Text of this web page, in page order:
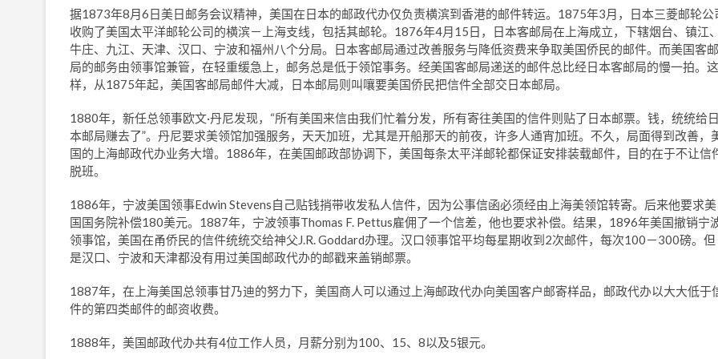
据1873年8月6日美日邮务会议精神，美国在日本的邮政代办仅负责横滨到香港的邮件转运。1875年3月，日本三菱邮轮公
收购了美国太平洋邮轮公司的横滨－上海支线，包括其邮轮。1876年4月15日，日本客邮局在上海成立，下辖烟台、镇江、
牛庄、九江、天津、汉口、宁波和福州八个分局。日本客邮局通过改善服务与降低资费来争取美国侨民的邮件。而美国客邮
局的邮务由领事馆兼管，在轻重缓急上，邮务总是低于领馆事务。经美国客邮局递送的邮件总比经日本客邮局的慢一拍。这
样，从1875年起，美国客邮局邮件大减，日本邮局则叫嚷要美国侨民把信件全部交日本邮局。
1880年，新任总领事欧文·丹尼发现，“所有美国来信由我们忙着分发，所有寄往美国的信件则贴了日本邮票。钱，统统给日
本邮局赚去了”。丹尼要求美领馆加强服务，天天加班，尤其是开船那天的前夜，许多人通宵加班。不久，局面得到改善，
国的上海邮政代办业务大增。1886年，在美国邮政部协调下，美国每条太平洋邮轮都保证安排装载邮件，目的在于不让信
脱班。
1886年，宁波美国领事Edwin Stevens自己贴钱捎带收发私人信件，因为公事信函必须经由上海美领馆转寄。后来他要求美
国国务院补偿180美元。1887年，宁波领事Thomas F. Pettus雇佣了一个信差，他也要求补偿。结果，1896年美国撤销宁
领事馆，美国在甬侨民的信件统统交给神父J.R. Goddard办理。汉口领事馆平均每星期收到2次邮件，每次100－300磅。但
是汉口、宁波和天津都没有用过美国邮政代办的邮戳来盖销邮票。
1887年，在上海美国总领事甘乃迪的努力下，美国商人可以通过上海邮政代办向美国客户邮寄样品，邮政代办以大大低于
件的第四类邮件的邮资收费。
1888年，美国邮政代办共有4位工作人员，月薪分别为100、15、8以及5银元。